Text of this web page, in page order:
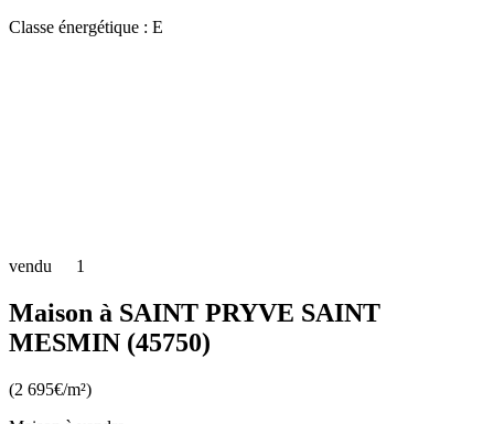
Classe énergétique : E
vendu 1
Maison à SAINT PRYVE SAINT
MESMIN (45750)
(2 695€/m²)